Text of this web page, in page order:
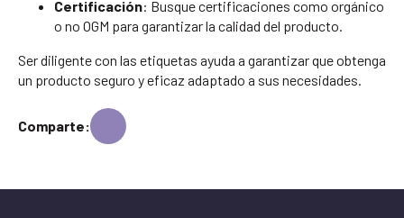
Certificación: Busque certificaciones como orgánico
o no OGM para garantizar la calidad del producto.
Ser diligente con las etiquetas ayuda a garantizar que obtenga
un producto seguro y eficaz adaptado a sus necesidades.
Comparte: